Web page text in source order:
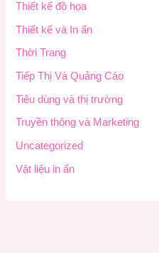
Thiết kế đồ họa
Thiết kế và In ấn
Thời Trang
Tiếp Thị Và Quảng Cáo
Tiêu dùng và thị trường
Truyền thông và Marketing
Uncategorized
Vật liệu in ấn